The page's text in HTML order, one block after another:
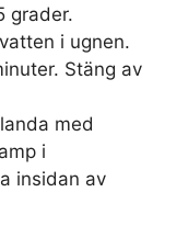
grader.
i ugnen.
Stäng av
med
i
insidan av